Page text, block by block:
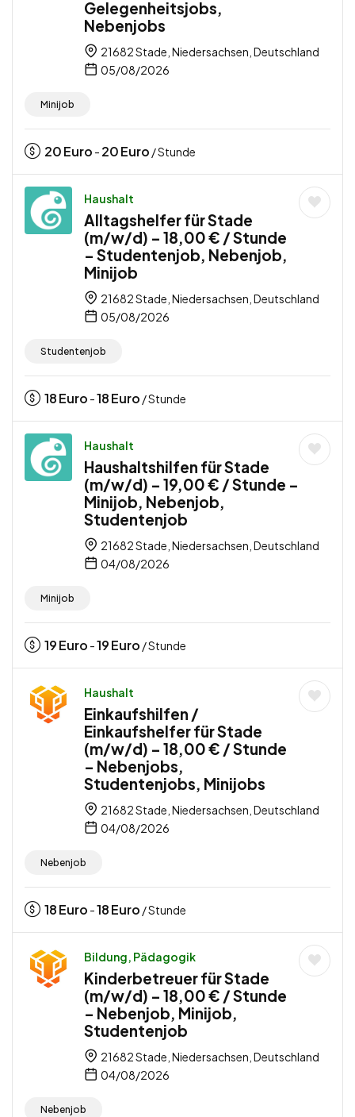
Gelegenheitsjobs,
Nebenjobs
21682 Stade, Niedersachsen, Deutschland
05/08/2026
Minijob
20Euro - 20Euro / Stunde
Haushalt
Alltagshelfer für Stade
(m/w/d) – 18,00 € / Stunde
– Studentenjob, Nebenjob,
Minijob
21682 Stade, Niedersachsen, Deutschland
05/08/2026
Studentenjob
18Euro -18Euro / Stunde
Haushalt
Haushaltshilfen für Stade
(m/w/d) – 19,00 € / Stunde –
Minijob, Nebenjob,
Studentenjob
21682 Stade, Niedersachsen, Deutschland
04/08/2026
Minijob
19Euro -19Euro / Stunde
Haushalt
Einkaufshilfen /
Einkaufshelfer für Stade
(m/w/d) – 18,00 € / Stunde
– Nebenjobs,
Studentenjobs, Minijobs
21682 Stade, Niedersachsen, Deutschland
04/08/2026
Nebenjob
18Euro -18Euro / Stunde
Bildung, Pädagogik
Kinderbetreuer für Stade
(m/w/d) – 18,00 € / Stunde
– Nebenjob, Minijob,
Studentenjob
21682 Stade, Niedersachsen, Deutschland
04/08/2026
Nebenjob